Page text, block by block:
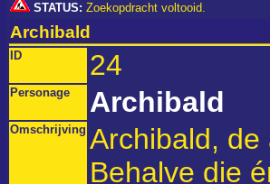
STATUS: Zoekopdracht voltooid.
Archibald
ID 24
Personage Archibald
Omschrijving Archibald,
Behalve die